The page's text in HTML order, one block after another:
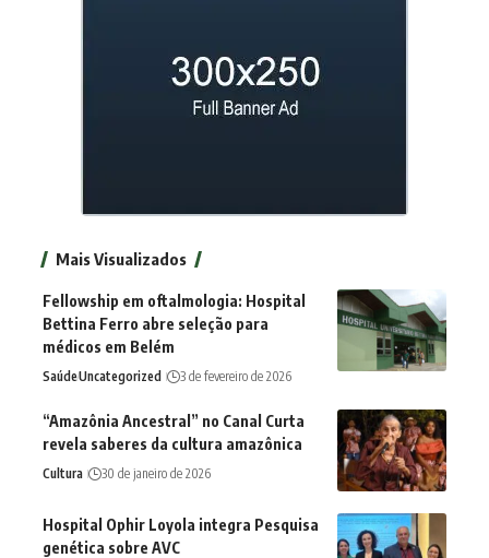
Mais Visualizados
Fellowship em oftalmologia: Hospital
Bettina Ferro abre seleção para
médicos em Belém
SaúdeUncategorized 3 de fevereiro de 2026
“Amazônia Ancestral” no Canal Curta
revela saberes da cultura amazônica
Cultura 30 de janeiro de 2026
Hospital Ophir Loyola integra Pesquisa
genética sobre AVC